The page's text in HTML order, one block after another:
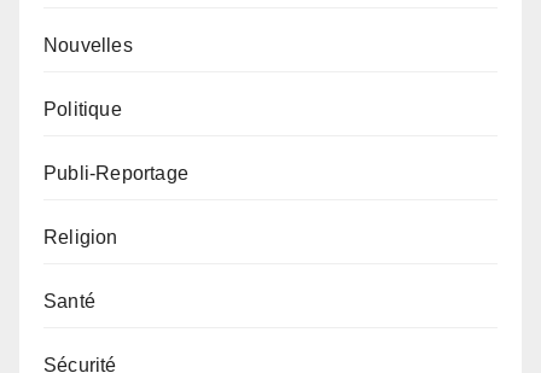
Nouvelles
Politique
Publi-Reportage
Religion
Santé
Sécurité